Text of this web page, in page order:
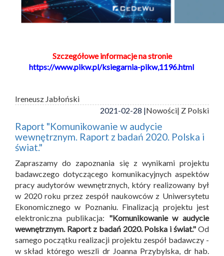
Szczegółowe informacje na stronie
https://www.pikw.pl/ksiegarnia-pikw,1196.html
Ireneusz Jabłoński
2021-02-28 |Nowości| Z Polski
Raport "Komunikowanie w audycie
wewnętrznym. Raport z badań 2020. Polska i
świat."
Zapraszamy do zapoznania się z wynikami projektu
badawczego dotyczącego komunikacyjnych aspektów
pracy audytorów wewnętrznych, który realizowany był
w 2020 roku przez zespół naukowców z Uniwersytetu
Ekonomicznego w Poznaniu. Finalizacją projektu jest
elektroniczna publikacja: "Komunikowanie w audycie
wewnętrznym. Raport z badań 2020. Polska i świat." Od
samego początku realizacji projektu zespół badawczy -
w skład którego weszli dr Joanna Przybylska, dr hab.